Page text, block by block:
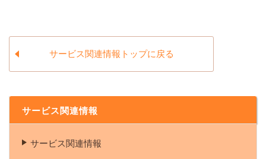
サービス関連情報トップに戻る
サービス関連情報
サービス関連情報